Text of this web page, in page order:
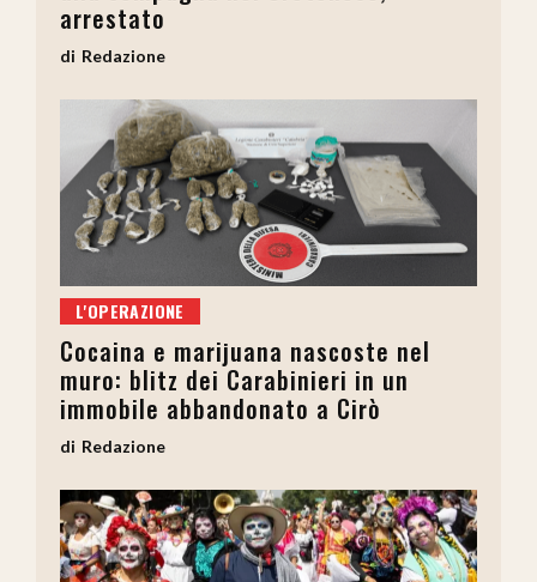
arrestato
Redazione
L'OPERAZIONE
Cocaina e marijuana nascoste nel
muro: blitz dei Carabinieri in un
immobile abbandonato a Cirò
Redazione